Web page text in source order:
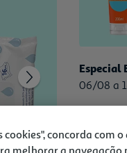
Especial
06/08 a
concorda com
melhorar a navegação